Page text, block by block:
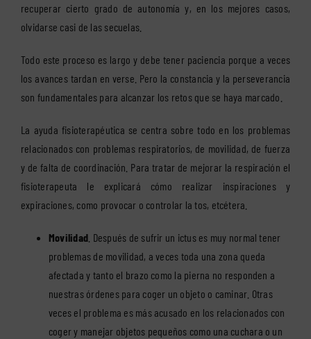
recuperar cierto grado de autonomía y, en los mejores casos,
olvidarse casi de las secuelas.
Todo este proceso es largo y debe tener paciencia porque a veces
los avances tardan en verse. Pero la constancia y la perseverancia
son fundamentales para alcanzar los retos que se haya marcado.
La ayuda fisioterapéutica se centra sobre todo en los problemas
relacionados con problemas respiratorios, de movilidad, de fuerza
y de falta de coordinación. Para tratar de mejorar la respiración el
fisioterapeuta le explicará cómo realizar inspiraciones y
expiraciones, como provocar o controlar la tos, etcétera.
Movilidad . Después de sufrir un ictus es muy normal tener
problemas de movilidad, a veces toda una zona queda
afectada y tanto el brazo como la pierna no responden a
nuestras órdenes para coger un objeto o caminar. Otras
veces el problema es más acusado en los relacionados con
coger y manejar objetos pequeños como una cuchara o un